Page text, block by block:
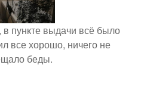
пункте выдачи всё было
все хорошо, ничего не
беды.